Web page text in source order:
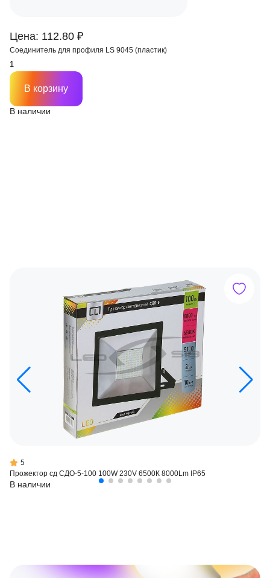
Цена: 112.80 ₽
Соединитель для профиля LS 9045 (пластик)
В наличии
В корзину
5
Прожектор сд СДО-5-100 100W 230V 6500К 8000Lm IP65
В наличии